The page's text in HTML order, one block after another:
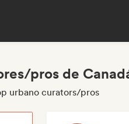
pros de
urbano curators/pros